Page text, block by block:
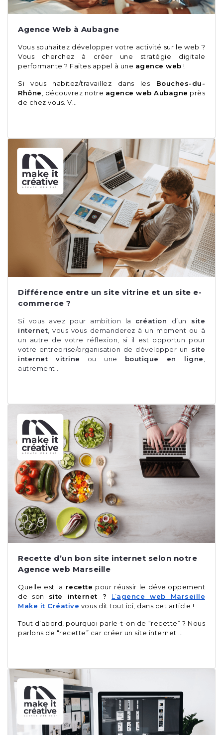
Agence Web à Aubagne
Vous souhaitez développer votre activité sur le web ?
Vous cherchez à créer une stratégie digitale
performante ? Faites appel à une agence web !
Si vous habitez/travaillez dans les Bouches-du-
Rhône, découvrez notre agence web Aubagne près
de chez vous. V…
Différence entre un site vitrine et un site e-
commerce ?
Si vous avez pour ambition la création d’un site
internet , vous vous demanderez à un moment ou à
un autre de votre réflexion, si il est opportun pour
votre entreprise/organisation de développer un site
internet vitrine
ou une boutique en ligne
autrement…
Recette d’un bon site internet selon notre
Agence web Marseille
Quelle est la recette pour réussir le développement
de son site internet ? L’agence web Marseille
Make it Créative vous dit tout ici, dans cet article !
Tout d’abord, pourquoi parle-t-on de “recette” ? Nous
parlons de “recette” car créer un site internet …